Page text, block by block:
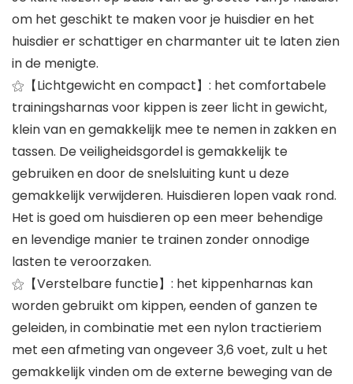
om het geschikt te maken voor je huisdier en het
huisdier er schattiger en charmanter uit te laten zien
in de menigte.
⚝【Lichtgewicht en compact】: het comfortabele
trainingsharnas voor kippen is zeer licht in gewicht,
klein van en gemakkelijk mee te nemen in zakken en
tassen. De veiligheidsgordel is gemakkelijk te
gebruiken en door de snelsluiting kunt u deze
gemakkelijk verwijderen. Huisdieren lopen vaak rond.
Het is goed om huisdieren op een meer behendige
en levendige manier te trainen zonder onnodige
lasten te veroorzaken.
⚝【Verstelbare functie】: het kippenharnas kan
worden gebruikt om kippen, eenden of ganzen te
geleiden, in combinatie met een nylon tractieriem
met een afmeting van ongeveer 3,6 voet, zult u het
gemakkelijk vinden om de externe beweging van de